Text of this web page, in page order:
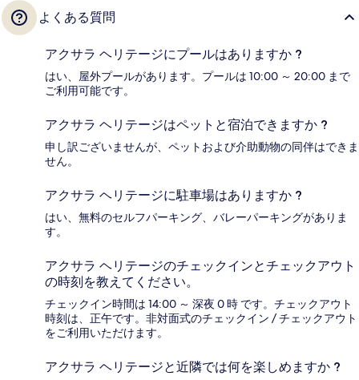
よくある質問
アクサラ ヘリテージにプールはありますか ?
はい、屋外プールがあります。プールは 10:00 ～ 20:00 まで
ご利用可能です。
アクサラ ヘリテージはペットと宿泊できますか ?
申し訳ございませんが、ペットおよび介助動物の同伴はできま
せん。
アクサラ ヘリテージに駐車場はありますか ?
はい、無料のセルフパーキング、バレーパーキングがありま
す。
アクサラ ヘリテージのチェックインとチェックアウト
の時刻を教えてください。
チェックイン時間は 14:00 ～ 深夜 0 時 です。チェックアウト
時刻は、正午です。非対面式のチェックイン / チェックアウト
をご利用いただけます。
アクサラ ヘリテージと近隣では何を楽しめますか ?